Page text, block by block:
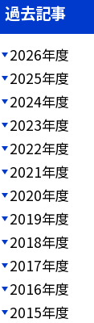
過去記事
2026年度
2025年度
2024年度
2023年度
2022年度
2021年度
2020年度
2019年度
2018年度
2017年度
2016年度
2015年度